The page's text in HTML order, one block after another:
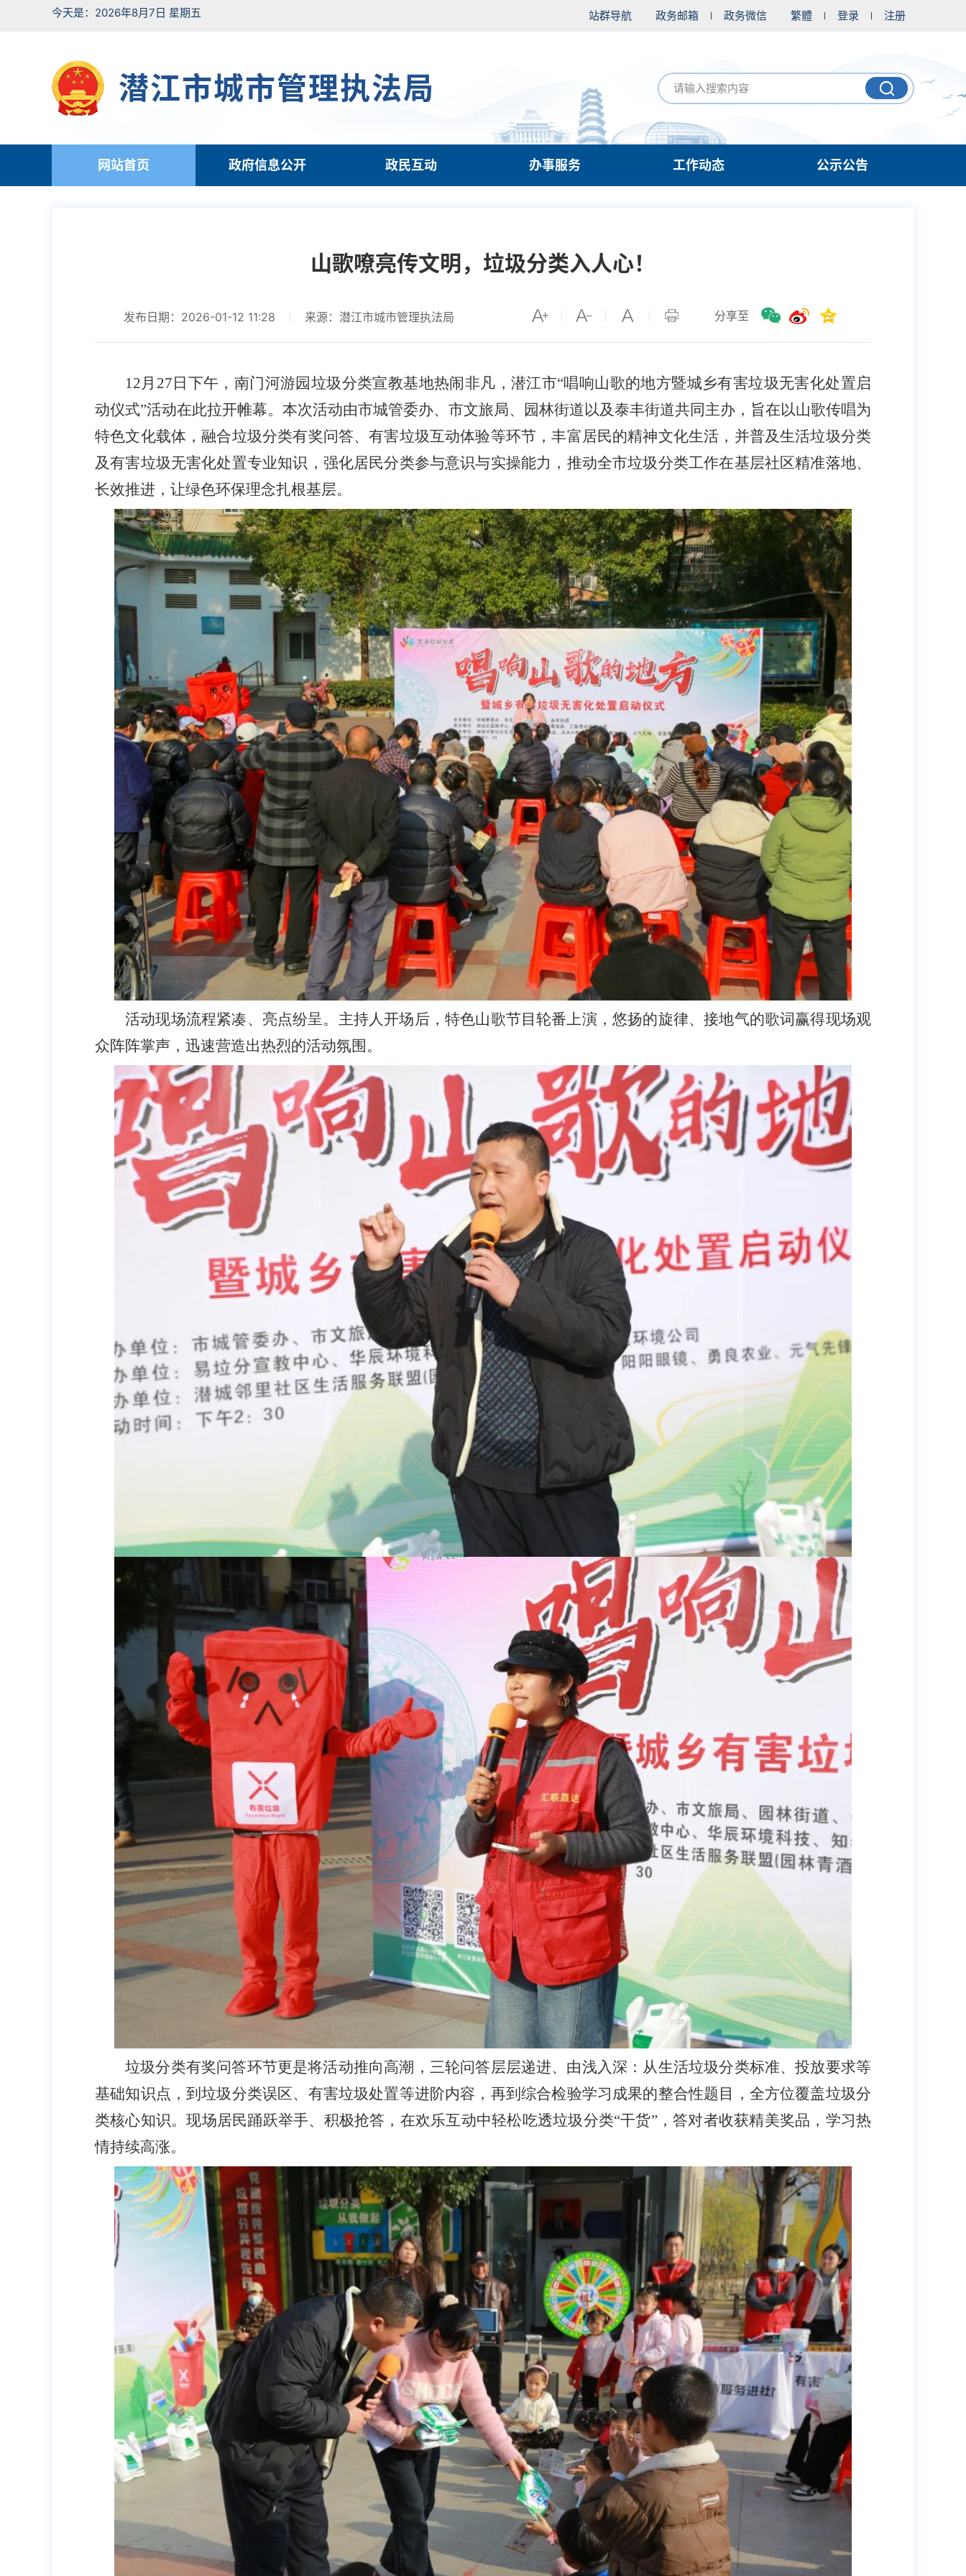
今天是：2026年8月7日 星期五 站群导航 政务邮箱 政务微信 繁體 登录 注册
潜江市城市管理执法局
网站首页 政府信息公开 政民互动 办事服务 工作动态 公示公告
山歌嘹亮传文明，垃圾分类入人心！
分享至
发布日期：2026-01-12 11:28 来源：潜江市城市管理执法局
12月27日下午，南门河游园垃圾分类宣教基地热闹非凡，潜江市“唱响山歌的地方暨城乡有害垃圾无害化处置启
动仪式”活动在此拉开帷幕。本次活动由市城管委办、市文旅局、园林街道以及泰丰街道共同主办，旨在以山歌传唱为
特色文化载体，融合垃圾分类有奖问答、有害垃圾互动体验等环节，丰富居民的精神文化生活，并普及生活垃圾分类
及有害垃圾无害化处置专业知识，强化居民分类参与意识与实操能力，推动全市垃圾分类工作在基层社区精准落地、
长效推进，让绿色环保理念扎根基层。
活动现场流程紧凑、亮点纷呈。主持人开场后，特色山歌节目轮番上演，悠扬的旋律、接地气的歌词赢得现场观
众阵阵掌声，迅速营造出热烈的活动氛围。
垃圾分类有奖问答环节更是将活动推向高潮，三轮问答层层递进、由浅入深：从生活垃圾分类标准、投放要求等
基础知识点，到垃圾分类误区、有害垃圾处置等进阶内容，再到综合检验学习成果的整合性题目，全方位覆盖垃圾分
类核心知识。现场居民踊跃举手、积极抢答，在欢乐互动中轻松吃透垃圾分类“干货”，答对者收获精美奖品，学习热
情持续高涨。